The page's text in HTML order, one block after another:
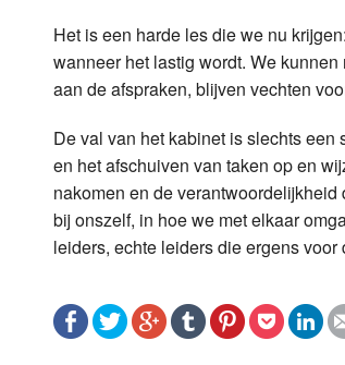
Het is een harde les die we nu
wanneer het lastig wordt. We
aan de afspraken, blijven vechten
De val van het kabinet is slechts
en het afschuiven van taken op en
nakomen en de
bij onszelf, in hoe we met elkaar
leiders, echte leiders die ergens voor